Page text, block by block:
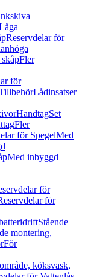
Reservdelar för
Fler
för
Lådinsatser
HandtagSet
Fler
för SpegelMed
Med inbyggd
för
för
Stående
montering,
För
köksvask,